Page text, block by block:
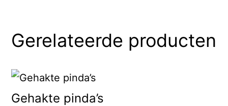
Gerelateerde producten
Gehakte pinda’s